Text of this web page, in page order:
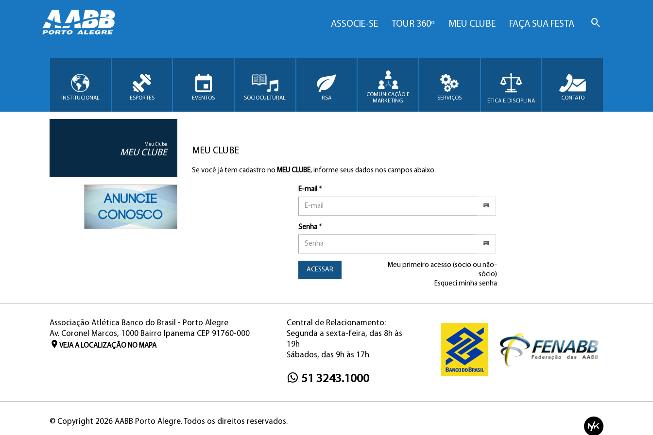
ASSOCIE-SE TOUR 360º MEU CLUBE FAÇA SUA FESTA
INSTITUCIONAL ESPORTES EVENTOS SOCIOCULTURAL RSA
COMUNICAÇÃO E
MARKETING
SERVIÇOS ÉTICA E DISCIPLINA CONTATO
Meu Clube
MEU CLUBE MEU CLUBE
Se você já tem cadastro no MEU CLUBE, informe seus dados nos campos abaixo.
E-mail *
Senha *
ACESSAR
Meu primeiro acesso (sócio ou não-
sócio)
Esqueci minha senha
Associação Atlética Banco do Brasil - Porto Alegre
Av. Coronel Marcos, 1000 Bairro Ipanema CEP 91760-000
VEJA A LOCALIZAÇÃO NO MAPA
Central de Relacionamento:
Segunda a sexta-feira, das 8h às
19h
Sábados, das 9h às 17h
51 3243.1000
© Copyright 2026 AABB Porto Alegre. Todos os direitos reservados.